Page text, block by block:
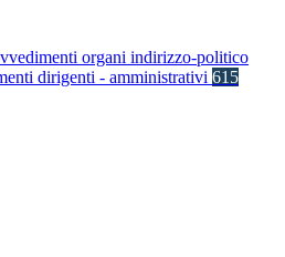
organi indirizzo-politico
dirigenti - amministrativi 615